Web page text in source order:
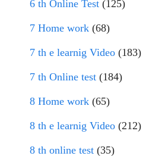
6 th Online Test (125)
7 Home work (68)
7 th e learnig Video (183)
7 th Online test (184)
8 Home work (65)
8 th e learnig Video (212)
8 th online test (35)